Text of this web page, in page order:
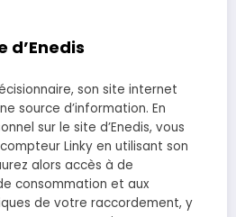
d’Enedis
son site internet
source d’information. En
sur le site d’Enedis, vous
Linky en utilisant son
alors accès à de
consommation et aux
de votre raccordement, y